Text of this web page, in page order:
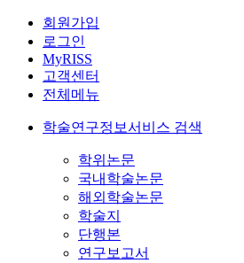
회원가입
로그인
MyRISS
고객센터
전체메뉴
학술연구정보서비스 검색
학위논문
국내학술논문
해외학술논문
학술지
단행본
연구보고서